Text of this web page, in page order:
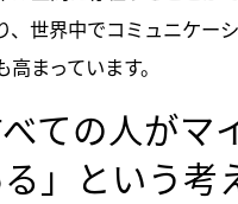
、世界中でコミュニケー
まっています。
ての人がマ
」という考